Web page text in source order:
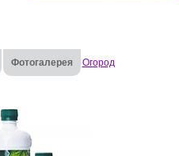
Фотогалерея Огород